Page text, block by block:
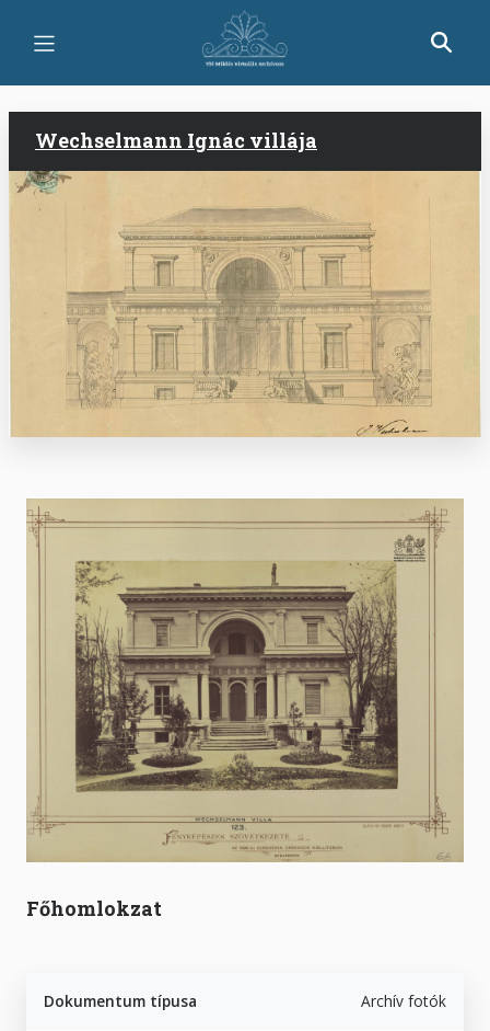
tartalomra
Wechselmann Ignác villája
Főhomlokzat
Dokumentum típusa Archív fotók